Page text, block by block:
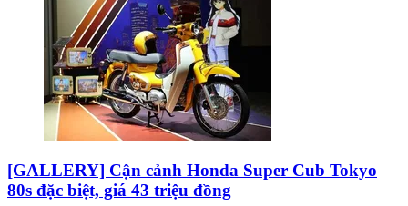
[GALLERY] Cận cảnh Honda Super Cub Tokyo
80s đặc biệt, giá 43 triệu đồng